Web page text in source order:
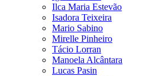
Ilca Maria Estevão
Isadora Teixeira
Mario Sabino
Mirelle Pinheiro
Tácio Lorran
Manoela Alcântara
Lucas Pasin